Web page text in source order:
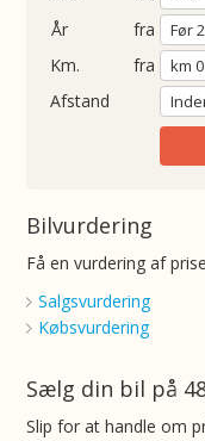
fra
fra
Afstand
Bilvurdering
Få en vurdering af
Salgsvurdering
Købsvurdering
Sælg din bil på
Slip for at handle om